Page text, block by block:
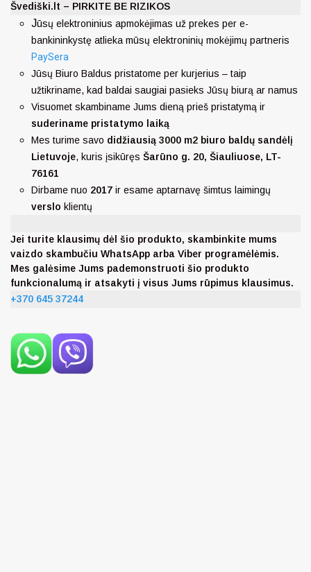
Švediški.lt – PIRKITE BE RIZIKOS
Jūsų elektroninius apmokėjimas už prekes per e-
bankininkystę atlieka mūsų elektroninių mokėjimų partneris
PaySera
Jūsų Biuro Baldus pristatome per kurjerius – taip
užtikriname, kad baldai saugiai pasieks Jūsų biurą ar namus
Visuomet skambiname Jums dieną prieš pristatymą ir
suderiname pristatymo laiką
Mes turime savo didžiausią 3000 m2 biuro baldų sandėlį
Lietuvoje, kuris įsikūręs Šarūno g. 20, Šiauliuose, LT-
76161
Dirbame nuo 2017 ir esame aptarnavę šimtus laimingų
verslo klientų
Jei turite klausimų dėl šio produkto, skambinkite mums
vaizdo skambučiu WhatsApp arba Viber programėlėmis.
Mes galėsime Jums pademonstruoti šio produkto
funkcionalumą ir atsakyti į visus Jums rūpimus klausimus.
+370 645 37244